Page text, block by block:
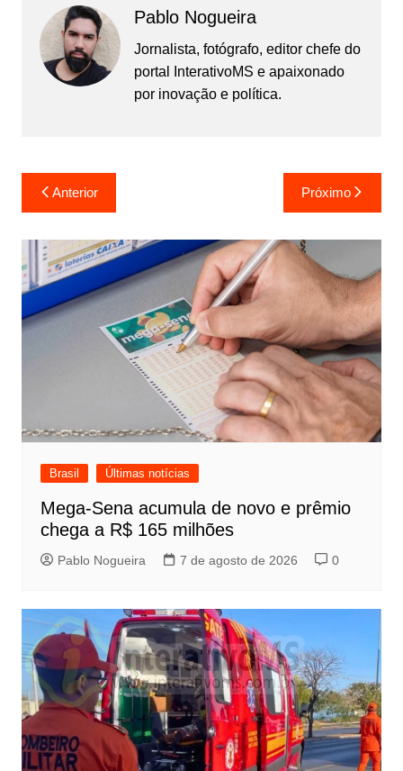
Pablo Nogueira
Jornalista, fotógrafo, editor chefe do
portal InterativoMS e apaixonado
por inovação e política.
Navegação
de
Post
Anterior Próximo
Brasil Últimas notícias
Mega-Sena acumula de novo e prêmio
chega a R$ 165 milhões
Pablo Nogueira 7 de agosto de 2026 0